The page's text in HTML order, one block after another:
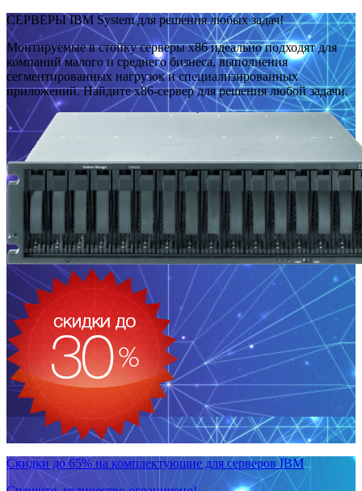
СЕРВЕРЫ IBM System для решения любых задач!
Монтируемые в стойку серверы x86 идеально подходят для
компаний малого и среднего бизнеса, выполнения
сегментированных нагрузок и специализированных
приложений. Найдите x86-сервер для решения любой задачи.
Скидки до 65% на комплектующие для серверов IBM